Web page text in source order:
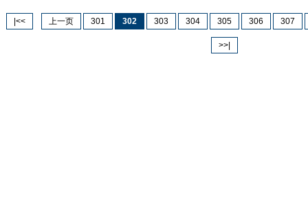
|<< 上一页 301 302 303 304 305 306 307
>>|